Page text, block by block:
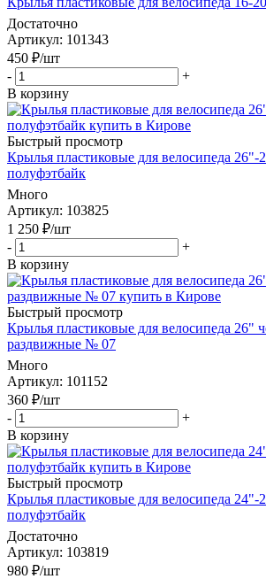
Достаточно
Артикул: 101343
450 ₽/шт
-
+
В корзину
Быстрый просмотр
Крылья пластиковые для велосипеда
полуфэтбайк
Много
Артикул: 103825
1 250 ₽/шт
-
+
В корзину
Быстрый просмотр
Крылья пластиковые для велосипеда 26"
раздвижные № 07
Много
Артикул: 101152
360 ₽/шт
-
+
В корзину
Быстрый просмотр
Крылья пластиковые для велосипеда
полуфэтбайк
Достаточно
Артикул: 103819
980 ₽/шт